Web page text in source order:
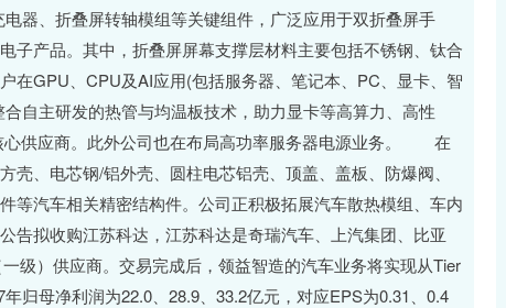
器、折叠屏转轴模组等关键组件，广泛应用于双折叠屏手
子产品。其中，折叠屏屏幕支撑层材料主要包括不锈钢、钛合
GPU、CPU及AI应用(包括服务器、笔记本、PC、显卡、智
自主研发的热管与均温板技术，助力显卡等高算力、高性
心供应商。此外公司也在布局高功率服务器电源业务。 在
、电芯钢/铝外壳、圆柱电芯铝壳、顶盖、盖板、防爆阀、
等汽车相关精密结构件。公司正积极拓展汽车散热模组、车内
告拟收购江苏科达，江苏科达是奇瑞汽车、上汽集团、比亚
级）供应商。交易完成后，领益智造的汽车业务将实现从Tier
母净利润为22.0、28.9、33.2亿元，对应EPS为0.31、0.4